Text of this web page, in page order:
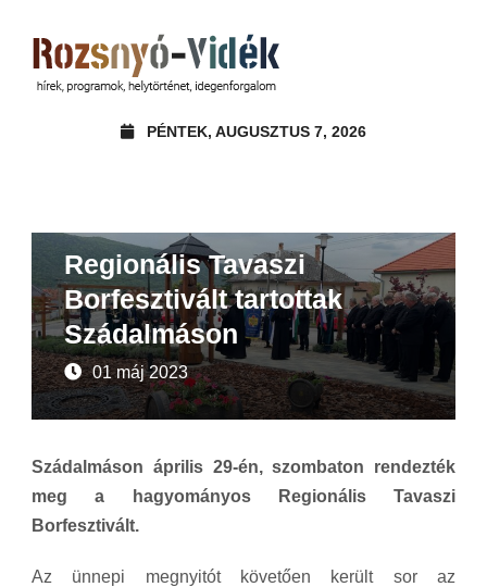
PÉNTEK, AUGUSZTUS 7, 2026
Regionális Tavaszi
Borfesztivált tartottak
Szádalmáson
01 máj 2023
Szádalmáson április 29-én, szombaton rendezték
meg a hagyományos Regionális Tavaszi
Borfesztivált.
Az ünnepi megnyitót követően került sor az